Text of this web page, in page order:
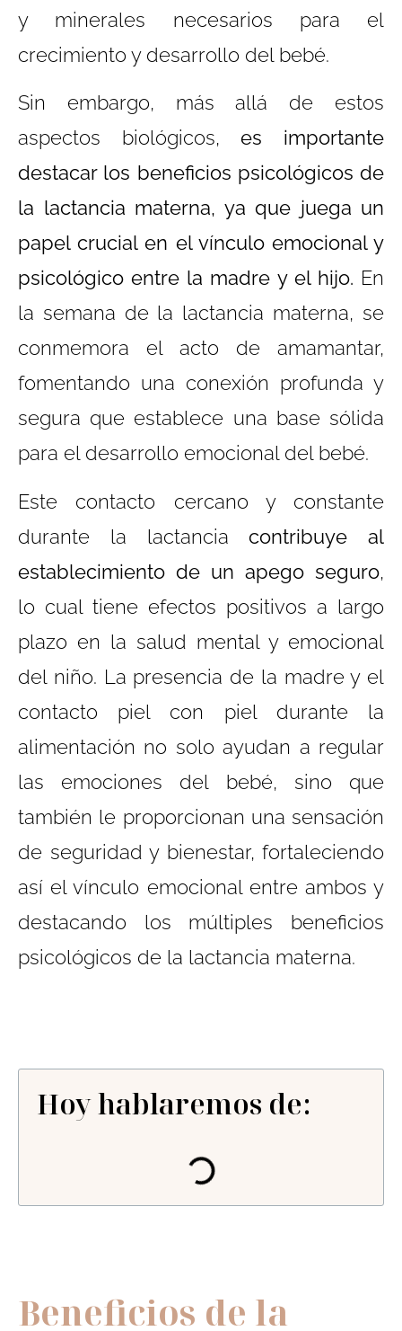
y minerales necesarios para el
crecimiento y desarrollo del bebé.
Sin embargo, más allá de estos
aspectos biológicos,es importante
destacar los beneficios psicológicos de
la lactancia materna, ya que juega un
papel crucial en el vínculo emocional y
psicológico entre la madre y el hijo. En
la semana de la lactancia materna, se
conmemora el acto de amamantar,
fomentando una conexión profunda y
segura que establece una base sólida
para el desarrollo emocional del bebé.
Este contacto cercano y constante
durante la lactanciacontribuye al
establecimiento de un apego seguro,
lo cual tiene efectos positivos a largo
plazo en la salud mental y emocional
del niño. La presencia de la madre y el
contacto piel con piel durante la
alimentación no solo ayudan a regular
las emociones del bebé, sino que
también le proporcionan una sensación
de seguridad y bienestar, fortaleciendo
así el vínculo emocional entre ambos y
destacando los múltiples beneficios
psicológicos de la lactancia materna.
Hoy hablaremos de:
Beneficios de la